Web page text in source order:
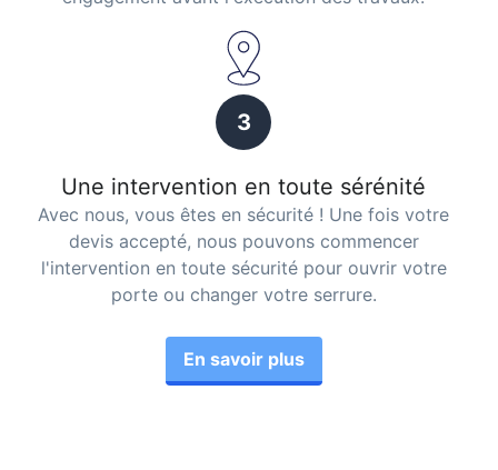
3
Une intervention en toute sérénité
Avec nous, vous êtes en sécurité ! Une fois votre
devis accepté, nous pouvons commencer
l'intervention en toute sécurité pour ouvrir votre
porte ou changer votre serrure.
En savoir plus